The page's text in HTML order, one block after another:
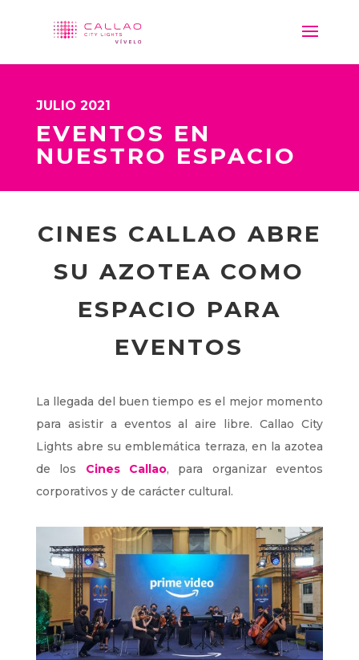
JULIO 2021
EVENTOS EN
NUESTRO ESPACIO
CINES CALLAO ABRE
SU AZOTEA COMO
ESPACIO PARA
EVENTOS
La llegada del buen tiempo es el mejor momento
para asistir a eventos al aire libre. Callao City
Lights abre su emblemática terraza, en la azotea
de los
Cines Callao, para organizar eventos
corporativos y de carácter cultural.